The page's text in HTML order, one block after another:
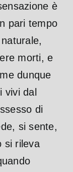
è
pari tempo
morti, e
dunque
vivi dal
di
si sente,
si rileva